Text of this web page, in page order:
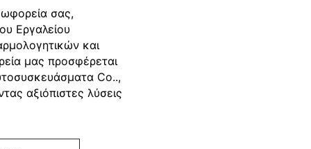
σας,
Εργαλείου
και
μας προσφέρεται
Co..,
αξιόπιστες λύσεις